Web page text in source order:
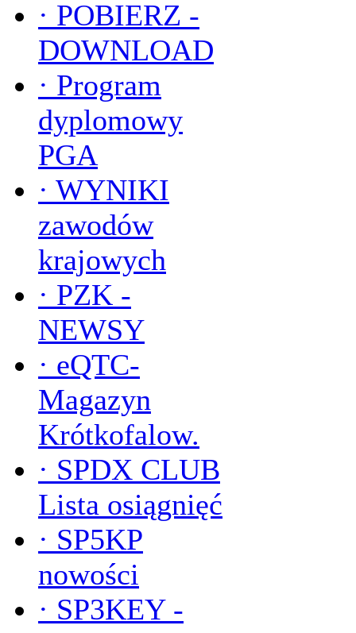
· POBIERZ -
DOWNLOAD
· Program
dyplomowy
PGA
· WYNIKI
zawodów
krajowych
· PZK -
NEWSY
· eQTC-
Magazyn
Krótkofalow.
· SPDX CLUB
Lista osiągnięć
· SP5KP
nowości
· SP3KEY -